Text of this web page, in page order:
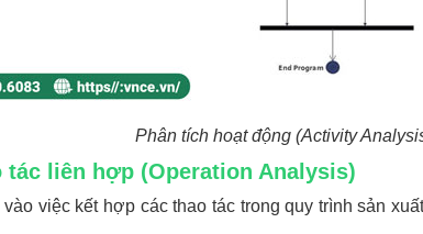
Phân tích hoạt động (Activity
tác liên hợp (Operation Analysis)
việc kết hợp các thao tác trong quy trình sản